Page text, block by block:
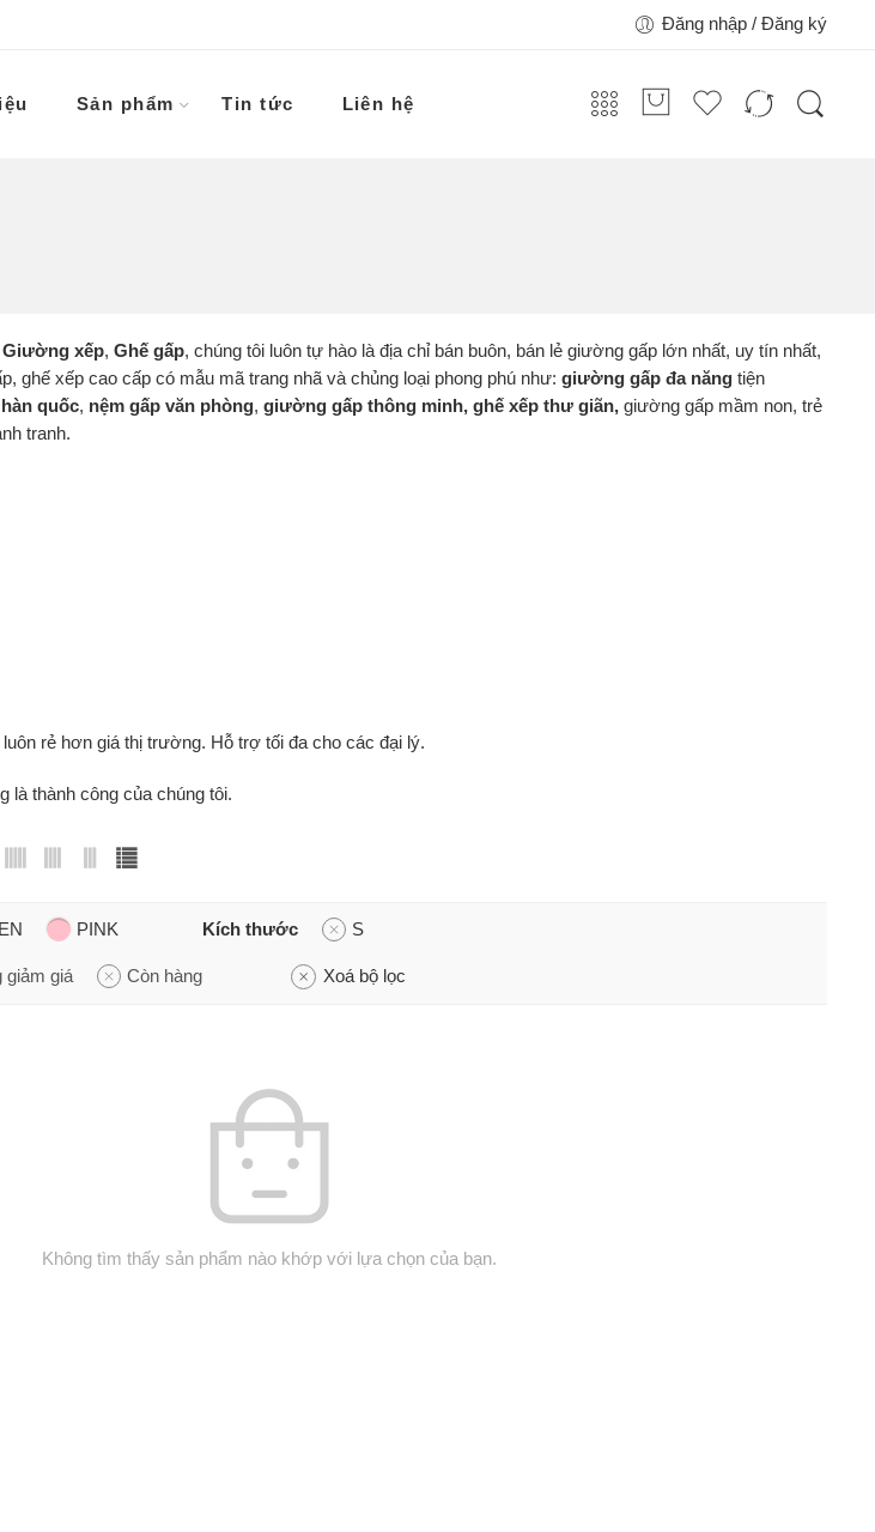
Đăng nhập / Đăng ký
Sản phẩm Tin tức Liên hệ
Giường xếp, Ghế gấp, chúng tôi luôn tự hào là địa chỉ bán buôn, bán lẻ giường gấp lớn nhất, uy tín nhất,
ghế xếp cao cấp có mẫu mã trang nhã và chủng loại phong phú như: giường gấp đa năng tiện
quốc, nệm gấp văn phòng, giường gấp thông minh, ghế xếp thư giãn, giường gấp mầm non, trẻ
tranh.
rẻ hơn giá thị trường. Hỗ trợ tối đa cho các đại lý.
là thành công của chúng tôi.
PINK Kích thước S
giảm giá Còn hàng Xoá bộ lọc
Không tìm thấy sản phẩm nào khớp với lựa chọn của bạn.